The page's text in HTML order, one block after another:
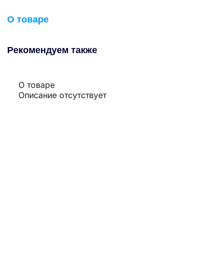
О товаре
Рекомендуем также
О товаре
Описание отсутствует